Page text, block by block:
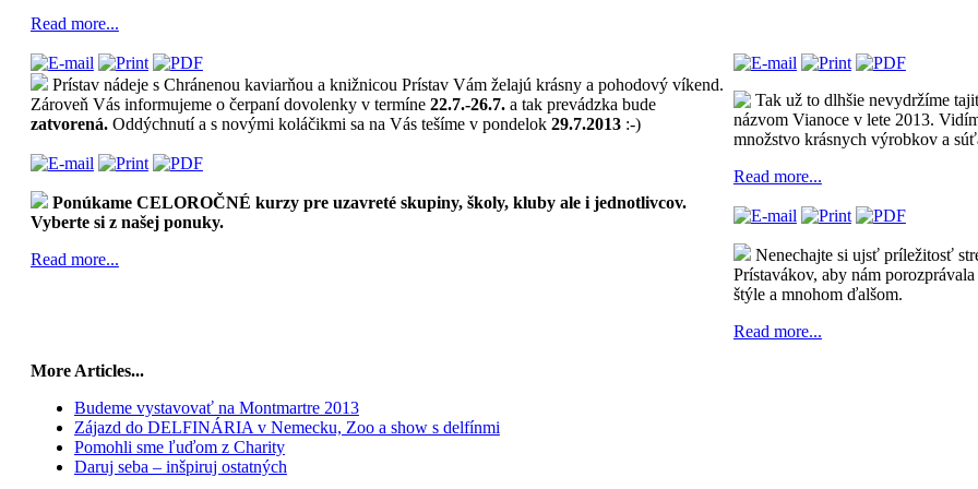
Read more...
Prístav nádeje s Chránenou kaviarňou a knižnicou Prístav Vám želajú krásny a pohodový víkend.
Zároveň Vás informujeme o čerpaní dovolenky v termíne 22.7.-26.7.a tak prevádzka bude
zatvorená.Oddýchnutí a s novými koláčikmi sa na Vás tešíme v pondelok 29.7.2013:-)
Ponúkame CELOROČNÉ kurzy pre uzavreté skupiny, školy, kluby ale i jednotlivcov.
Vyberte si z našej ponuky.
Read more...
Tak už to dlhšie nevydržíme
názvom Vianoce v lete 2013.
množstvo krásnych výrobkov a
Read more...
Nenechajte si ujsť príležitosť
Prístavákov, aby nám
štýle a mnohom ďalšom.
Read more...
More Articles...
Budeme vystavovať na Montmartre 2013
Zájazd do DELFINÁRIA v Nemecku, Zoo a show s delfínmi
Pomohli sme ľuďom z Charity
Daruj seba – inšpiruj ostatných